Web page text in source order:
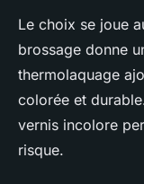
Le choix se joue
brossage donne
thermolaquage
colorée et
vernis incolore
risque.